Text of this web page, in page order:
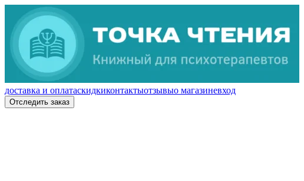
доставка и оплатаскидкиконтактыотзывыо магазиневход
Отследить заказ